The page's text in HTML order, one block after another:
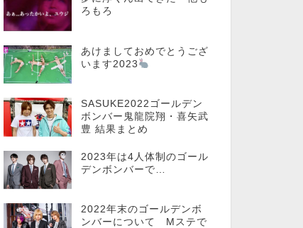
ろもろ
あけましておめでとうござ
います2023
SASUKE2022ゴールデン
ボンバー鬼龍院翔・喜矢武
豊 結果まとめ
2023年は4人体制のゴール
デンボンバーで…
2022年末のゴールデンボ
ンバーについて Mステで